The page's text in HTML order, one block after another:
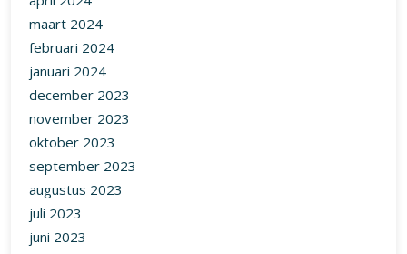
maart 2024
februari 2024
januari 2024
december 2023
november 2023
oktober 2023
september 2023
augustus 2023
juli 2023
juni 2023